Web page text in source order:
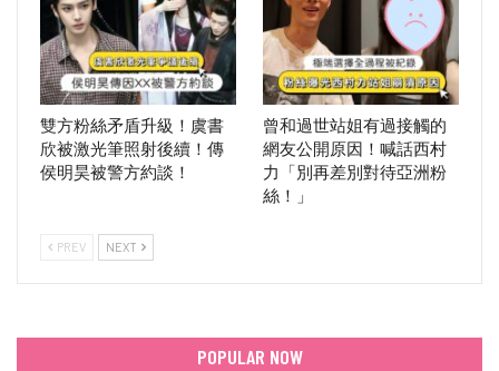
雙方粉絲矛盾升級！虞書
欣被激光筆照射後續！傳
侯明昊被警方約談！
曾和過世站姐有過接觸的
網友公開原因！喊話西村
力「別再差別對待亞洲粉
絲！」
PREV NEXT
POPULAR NOW